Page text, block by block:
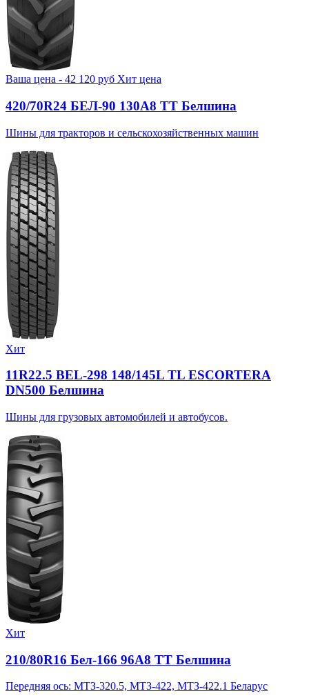
Ваша цена - 42 120 руб Хит цена
420/70R24 БЕЛ-90 130А8 TT Белшина
Шины для тракторов и сельскохозяйственных машин
Хит
11R22.5 BEL-298 148/145L TL ESCORTERA
DN500 Белшина
Шины для грузовых автомобилей и автобусов.
Хит
210/80R16 Бел-166 96A8 TT Белшина
Передняя ось: МТЗ-320.5, МТЗ-422, МТЗ-422.1 Беларус